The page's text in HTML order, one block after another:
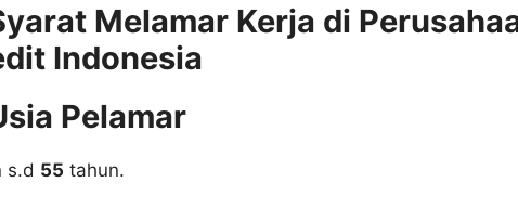
Melamar Kerja di
Indonesia
Pelamar
s.d 55 tahun.